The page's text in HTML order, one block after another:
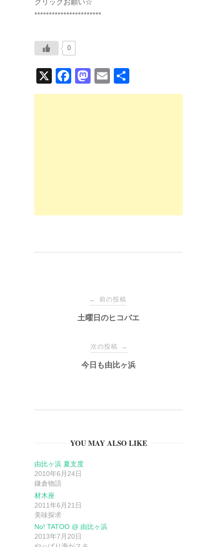
クリックお願い☆
***********************
0
X
F
a
M
a
E
m 有
ョ
ン
← 前の投稿
土曜日のヒコバエ
次の投稿 →
今日も由比ヶ浜
YOU MAY ALSO LIKE
由比ヶ浜 夏支度
2010年6月24日
鎌倉物語
材木座
2011年6月21日
美味探求
No! TATOO @ 由比ヶ浜
2013年7月20日